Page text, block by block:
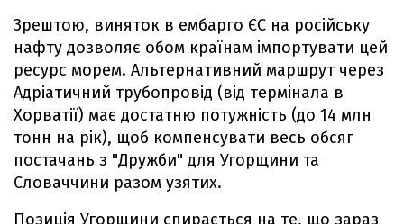
Зрештою, виняток в ембарго ЄС на російську
нафту дозволяє обом країнам імпортувати цей
ресурс морем. Альтернативний маршрут через
Адріатичний трубопровід (від термінала в
Хорватії) має достатню потужність (до 14 млн
тонн на рік), щоб компенсувати весь обсяг
постачань з "Дружби" для Угорщини та
Словаччини разом узятих.
Позиція Угорщини спирається на те, що зараз